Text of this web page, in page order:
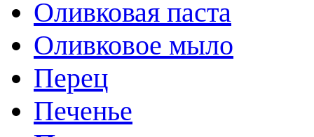
Оливковая паста
Оливковое мыло
Перец
Печенье